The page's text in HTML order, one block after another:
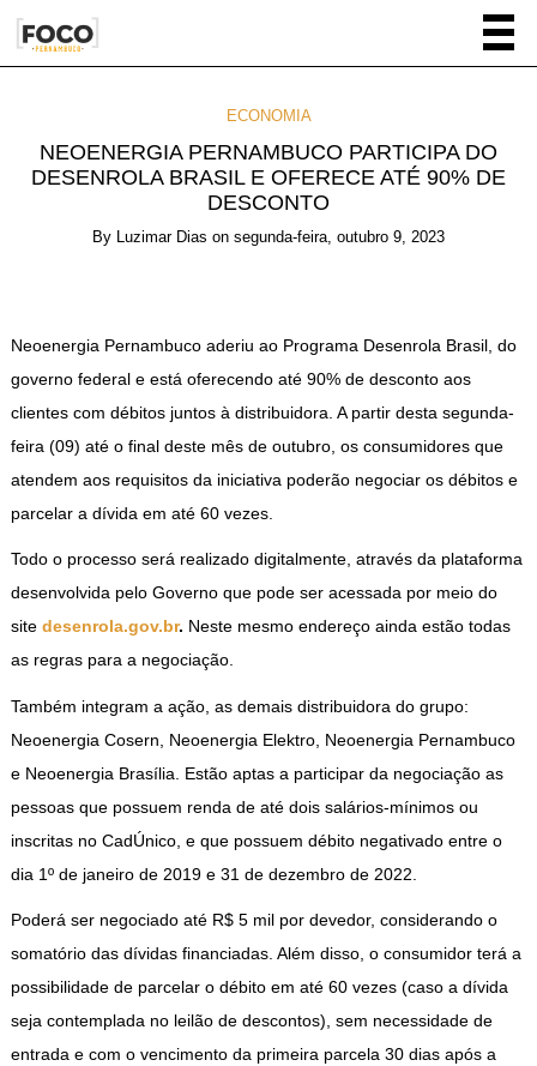
ECONOMIA
NEOENERGIA PERNAMBUCO PARTICIPA DO
DESENROLA BRASIL E OFERECE ATÉ 90% DE
DESCONTO
By Luzimar Dias on segunda-feira, outubro 9, 2023
Neoenergia Pernambuco aderiu ao Programa Desenrola Brasil, do
governo federal e está oferecendo até 90% de desconto aos
clientes com débitos juntos à distribuidora. A partir desta segunda-
feira (09) até o final deste mês de outubro, os consumidores que
atendem aos requisitos da iniciativa poderão negociar os débitos e
parcelar a dívida em até 60 vezes.
Todo o processo será realizado digitalmente, através da plataforma
desenvolvida pelo Governo que pode ser acessada por meio do
site desenrola.gov.br. Neste mesmo endereço ainda estão todas
as regras para a negociação.
Também integram a ação, as demais distribuidora do grupo:
Neoenergia Cosern, Neoenergia Elektro, Neoenergia Pernambuco
e Neoenergia Brasília. Estão aptas a participar da negociação as
pessoas que possuem renda de até dois salários-mínimos ou
inscritas no CadÚnico, e que possuem débito negativado entre o
dia 1º de janeiro de 2019 e 31 de dezembro de 2022.
Poderá ser negociado até R$ 5 mil por devedor, considerando o
somatório das dívidas financiadas. Além disso, o consumidor terá a
possibilidade de parcelar o débito em até 60 vezes (caso a dívida
seja contemplada no leilão de descontos), sem necessidade de
entrada e com o vencimento da primeira parcela 30 dias após a